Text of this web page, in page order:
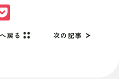
o
c
戻る 次の記事